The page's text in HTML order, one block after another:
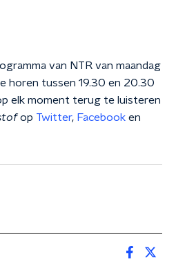
van NTR van maandag
horen tussen 19.30 en 20.30
elk moment terug te luisteren
op Twitter, Facebook en